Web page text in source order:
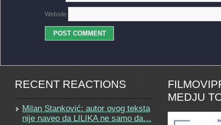
Website
RECENT REACTIONS
Milan Stanković: autor ovog teksta
nije naveo da LILIKA ne samo da…
MEDJU